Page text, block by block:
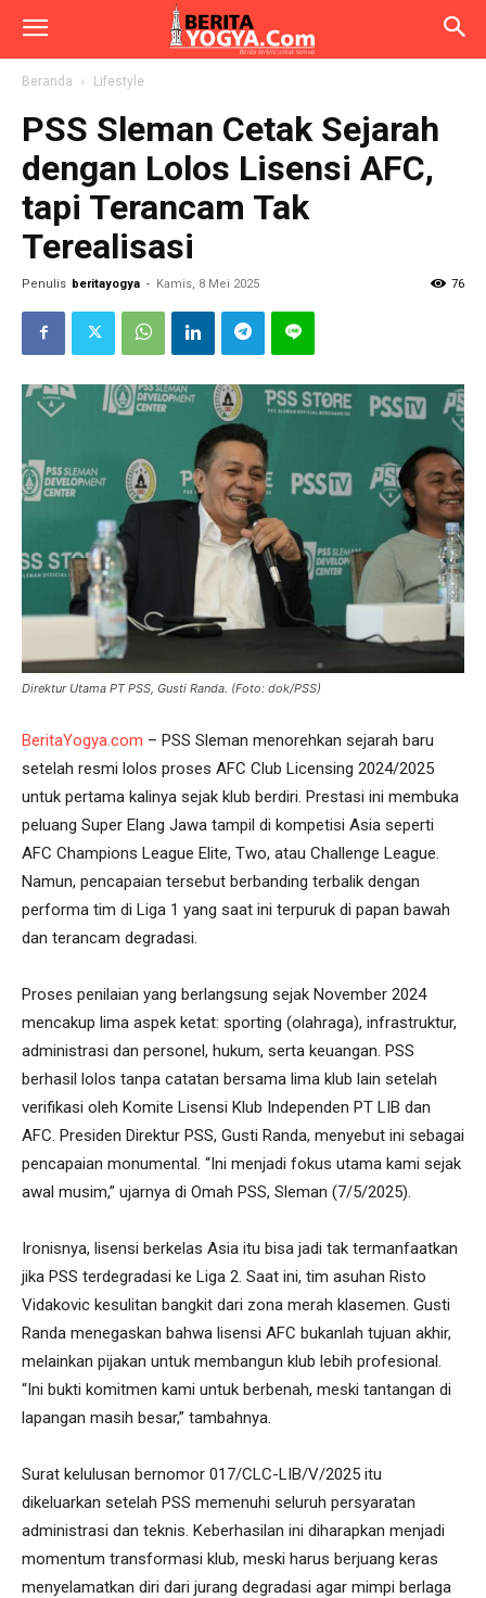
Beranda Lifestyle
PSS Sleman Cetak Sejarah
dengan Lolos Lisensi AFC,
tapi Terancam Tak
Terealisasi
Penulis beritayogya - Kamis, 8 Mei 2025 76
Direktur Utama PT PSS, Gusti Randa. (Foto: dok/PSS)
BeritaYogya.com – PSS Sleman menorehkan sejarah baru
setelah resmi lolos proses AFC Club Licensing 2024/2025
untuk pertama kalinya sejak klub berdiri. Prestasi ini membuka
peluang Super Elang Jawa tampil di kompetisi Asia seperti
AFC Champions League Elite, Two, atau Challenge League.
Namun, pencapaian tersebut berbanding terbalik dengan
performa tim di Liga 1 yang saat ini terpuruk di papan bawah
dan terancam degradasi.
Proses penilaian yang berlangsung sejak November 2024
mencakup lima aspek ketat: sporting (olahraga), infrastruktur,
administrasi dan personel, hukum, serta keuangan. PSS
berhasil lolos tanpa catatan bersama lima klub lain setelah
verifikasi oleh Komite Lisensi Klub Independen PT LIB dan
AFC. Presiden Direktur PSS, Gusti Randa, menyebut ini sebagai
pencapaian monumental. “Ini menjadi fokus utama kami sejak
awal musim,” ujarnya di Omah PSS, Sleman (7/5/2025).
Ironisnya, lisensi berkelas Asia itu bisa jadi tak termanfaatkan
jika PSS terdegradasi ke Liga 2. Saat ini, tim asuhan Risto
Vidakovic kesulitan bangkit dari zona merah klasemen. Gusti
Randa menegaskan bahwa lisensi AFC bukanlah tujuan akhir,
melainkan pijakan untuk membangun klub lebih profesional.
“Ini bukti komitmen kami untuk berbenah, meski tantangan di
lapangan masih besar,” tambahnya.
Surat kelulusan bernomor 017/CLC-LIB/V/2025 itu
dikeluarkan setelah PSS memenuhi seluruh persyaratan
administrasi dan teknis. Keberhasilan ini diharapkan menjadi
momentum transformasi klub, meski harus berjuang keras
menyelamatkan diri dari jurang degradasi agar mimpi berlaga